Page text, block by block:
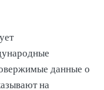
данные о
на